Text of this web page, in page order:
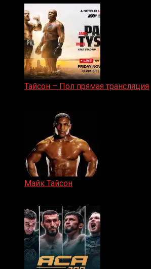
Тайсон – Пол прямая трансляция
Майк Тайсон